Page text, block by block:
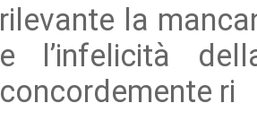
rilevante la
e l’infelicità
concordemente ri